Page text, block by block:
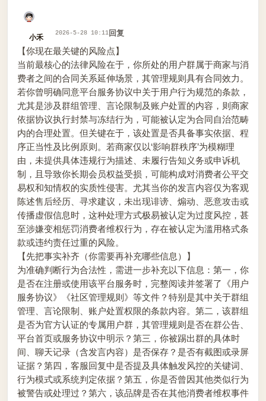
小禾
2026-5-28 10:11回复
【你现在最关键的风险点】
当前最核心的法律风险在于，你所处的用户群属于商家与消
费者之间的合同关系延伸场景，其管理规则具有合同效力。
若你曾明确同意平台服务协议中关于用户行为规范的条款，
尤其是涉及群组管理、言论限制及账户处置的内容，则商家
依据协议执行封禁与冻结行为，可能被认定为合同自治范畴
内的合理处置。但关键在于，该处置是否具备事实依据、程
序正当性及比例原则。若商家仅以‘影响群秩序’为模糊理
由，未提供具体违规行为描述、未履行告知义务或申诉机
制，且导致你长期会员权益受损，可能构成对消费者公平交
易权和知情权的实质性侵害。尤其当你的发言内容仅为客观
陈述售后经历、寻求建议，未出现诽谤、煽动、恶意攻击或
传播虚假信息时，这种处理方式极易被认定为过度风控，甚
至涉嫌变相惩罚消费者维权行为，存在被认定为滥用格式条
款或违约责任过重的风险。
【先把事实补齐（你需要再补充哪些信息）】
为准确判断行为合法性，需进一步补充以下信息：第一，你
是否在注册或使用该平台服务时，完整阅读并签署了《用户
服务协议》《社区管理规则》等文件？特别是其中关于群组
管理、言论限制、账户处置权限的条款内容。第二，该群组
是否为官方认证的专属用户群，其管理规则是否在群公告、
平台首页或服务协议中明示？第三，你被踢出群的具体时
间、聊天记录（含发言内容）是否保存？是否有截图或录屏
证据？第四，客服回复中是否提及具体触发风控的关键词、
行为模式或系统判定依据？第五，你是否曾因其他类似行为
被警告或处理过？第六，该品牌是否在其他消费者维权事件